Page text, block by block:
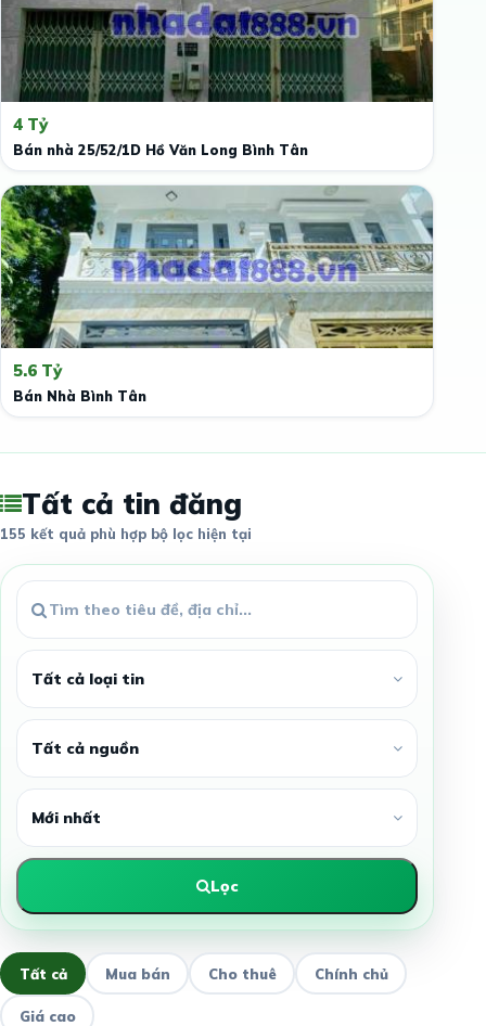
4 Tỷ
Bán nhà 25/52/1D Hồ Văn Long Bình Tân
5.6 Tỷ
Bán Nhà Bình Tân
Tất cả tin đăng
155 kết quả phù hợp bộ lọc hiện tại
Lọc
Tất cả Mua bán Cho thuê Chính chủ
Giá cao